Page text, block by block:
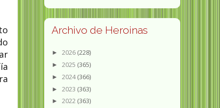
Archivo de Heroinas
► 2026 (228)
► 2025 (365)
► 2024(366)
► 2023 (363)
► 2022 (363)